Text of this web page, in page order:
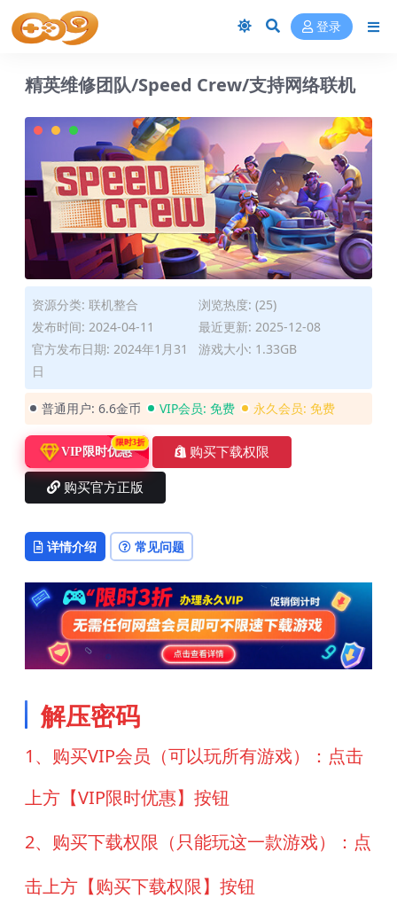
登录
精英维修团队/Speed Crew/支持网络联机
资源分类: 联机整合
浏览热度: (25)
发布时间: 2024-04-11
最近更新: 2025-12-08
官方发布日期: 2024年1月31
日
游戏大小: 1.33GB
普通用户: 6.6金币 VIP会员: 免费 永久会员: 免费
VIP限时优惠
限时3折
购买下载权限
购买官方正版
详情介绍 常见问题
解压密码
1、购买VIP会员（可以玩所有游戏）：点击
上方【VIP限时优惠】按钮
2、购买下载权限（只能玩这一款游戏）：点
击上方【购买下载权限】按钮